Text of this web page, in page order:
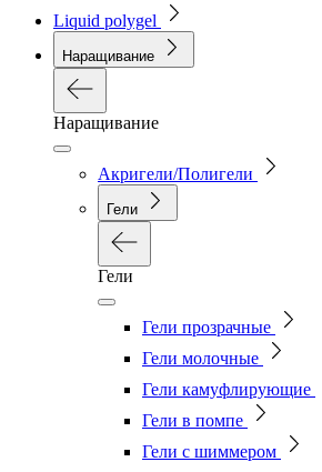
Liquid polygel
Наращивание
Наращивание
Акригели/Полигели
Гели
Гели
Гели прозрачные
Гели молочные
Гели камуфлирующие
Гели в помпе
Гели с шиммером